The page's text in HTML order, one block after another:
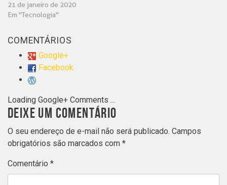
21 de janeiro de 2020
Em "Tecnologia"
COMENTÁRIOS
Google+
Facebook
Loading Google+ Comments ...
DEIXE UM COMENTÁRIO
O seu endereço de e-mail não será publicado. Campos
obrigatórios são marcados com *
Comentário *